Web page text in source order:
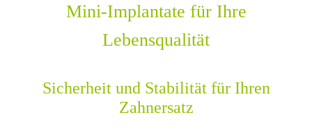
Mini-Implantate für Ihre
Lebensqualität
Sicherheit und Stabilität für Ihren
Zahnersatz